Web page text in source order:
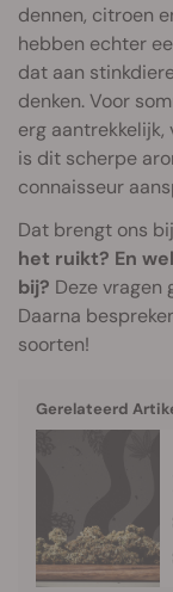
dennen, citroen
hebben echter
dat aan
denken. Voor
erg
is dit scherpe
connaisseur
Dat brengt ons
het ruikt? En
bij? Deze vragen
Daarna
soorten!
Gerelateerd